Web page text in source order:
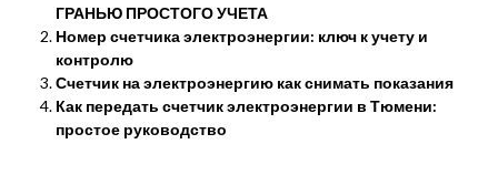
ГРАНЬЮ ПРОСТОГО УЧЕТА
Номер счетчика электроэнергии: ключ к учету и
контролю
Счетчик на электроэнергию как снимать показания
Как передать счетчик электроэнергии в Тюмени:
простое руководство